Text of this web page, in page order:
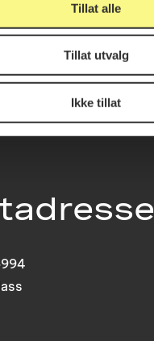
Tillat alle
Tillat utvalg
Ikke tillat
KORO.007224